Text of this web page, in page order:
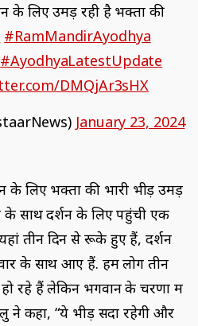
के लिए उमड़ रही है भक्तों की
#RamMandirAyodhya
#AyodhyaLatestUpdate
DMQjAr3sHX
January 23, 2024
के लिए भक्तों की भारी भीड़ उमड़
के साथ दर्शन के लिए पहुंची एक
तीन दिन से रूके हुए हैं, दर्शन
के साथ आए हैं. हम लोग तीन
रहे हैं लेकिन भगवान के चरणों में
ने कहा, “ये भीड़ सदा रहेगी और